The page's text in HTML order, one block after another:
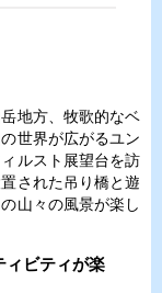
地方、牧歌的なベ
世界が広がるユン
ルスト展望台を訪
された吊り橋と遊
山々の風景が楽し
ィビティが楽